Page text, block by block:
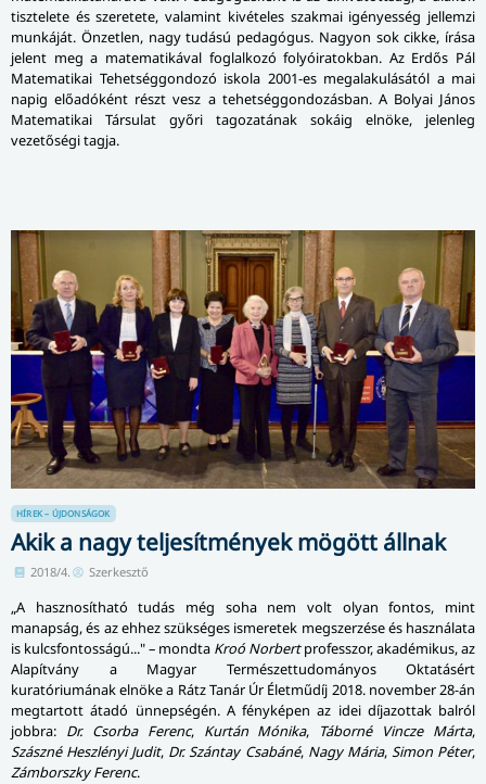
tisztelete és szeretete, valamint kivételes szakmai igényesség jellemzi
munkáját. Önzetlen, nagy tudású pedagógus. Nagyon sok cikke, írása
jelent meg a matematikával foglalkozó folyóiratokban. Az Erdős Pál
Matematikai Tehetséggondozó iskola 2001-es megalakulásától a mai
napig előadóként részt vesz a tehetséggondozásban. A Bolyai János
Matematikai Társulat győri tagozatának sokáig elnöke, jelenleg
vezetőségi tagja.
HÍREK – ÚJDONSÁGOK
Akik a nagy teljesítmények mögött állnak
2018/4. Szerkesztő
„A hasznosítható tudás még soha nem volt olyan fontos, mint
manapság, és az ehhez szükséges ismeretek megszerzése és használata
is kulcsfontosságú..." – mondta Kroó Norbertprofesszor, akadémikus, az
Alapítvány a Magyar Természettudományos Oktatásért
kuratóriumának elnöke a Rátz Tanár Úr Életműdíj 2018. november 28-án
megtartott átadó ünnepségén. A fényképen az idei díjazottak balról
jobbra: Dr. Csorba Ferenc, Kurtán Mónika, Táborné Vincze Márta,
Szászné Heszlényi Judit, Dr. Szántay Csabáné, Nagy Mária, Simon Péter,
Zámborszky Ferenc.